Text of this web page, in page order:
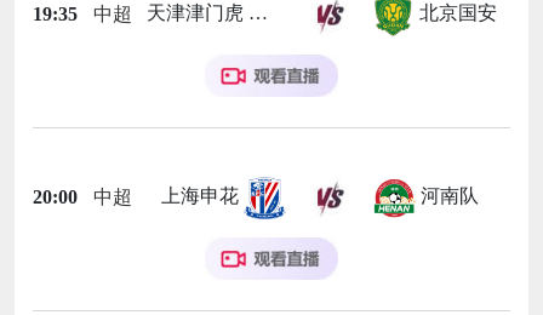
19:35 中超 天津津门虎 北京国安
20:00 中超 上海申花 河南队